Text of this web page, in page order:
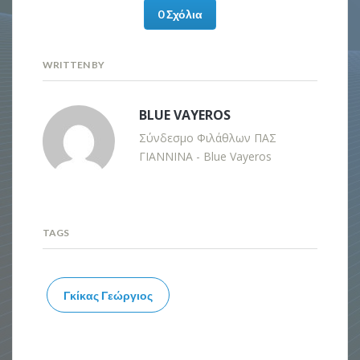
0 Σχόλια
WRITTEN BY
BLUE VAYEROS
Σύνδεσμο Φιλάθλων ΠΑΣ
ΓΙΑΝΝΙΝΑ - Blue Vayeros
TAGS
Γκίκας Γεώργιος